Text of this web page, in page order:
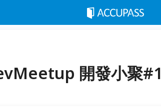
開發小聚#1